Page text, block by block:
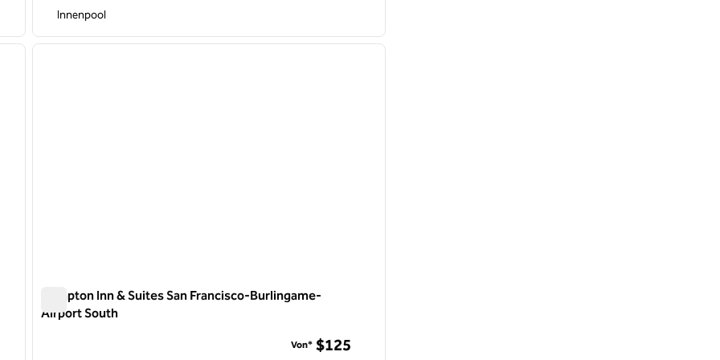
Innenpool
nächstes Bild
1 von 12
nächstes Bild
Hampton Inn & Suites San Francisco-Burlingame-
Airport South
Von* $125